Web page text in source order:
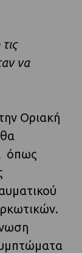
να
Οριακή
όπως